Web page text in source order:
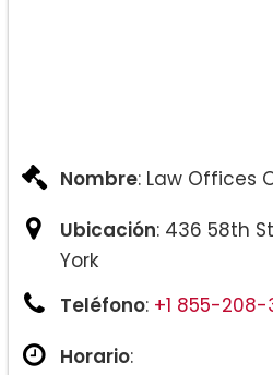
Nombre: Law Offices
Ubicación: 436 58th
York
Teléfono: +1 855-208-
Horario: